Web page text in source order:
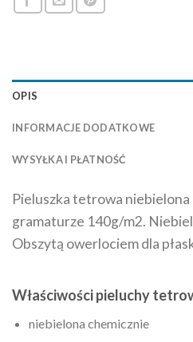
OPIS
INFORMACJE DODATKOWE
WYSYŁKA I PŁATNOŚĆ
Pieluszka tetrowa
gramaturze 140g/m2.
Obszytą owerlociem dla
Właściwości pieluchy
niebielona chemicznie